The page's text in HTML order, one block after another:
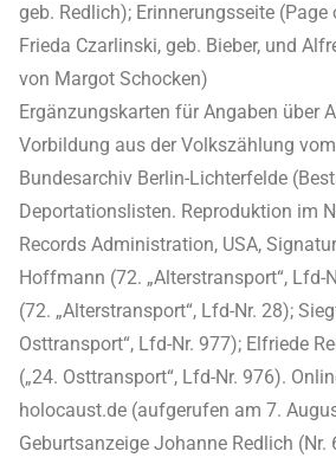
geb. Redlich); Erinnerungsseite
Frieda Czarlinski, geb. Bieber, und
von Margot Schocken)
Ergänzungskarten für Angaben über
Vorbildung aus der Volkszählung
Bundesarchiv Berlin-Lichterfelde
Deportationslisten. Reproduktion im
Records Administration, USA,
Hoffmann (72. „Alterstransport“, Lfd-
(72. „Alterstransport“, Lfd-Nr. 28);
Osttransport“, Lfd-Nr. 977); Elfriede
(„24. Osttransport“, Lfd-Nr. 976).
holocaust.de (aufgerufen am 7.
Geburtsanzeige Johanne Redlich (Nr.